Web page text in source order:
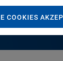
COOKIES